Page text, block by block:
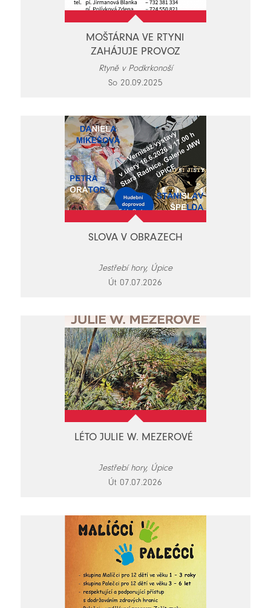
MOŠTÁRNA VE RTYNI
ZAHÁJUJE PROVOZ
Rtyně v Podkrkonoší
So 20.09.2025
SLOVA V OBRAZECH
Jestřebí hory, Úpice
Út 07.07.2026
LÉTO JULIE W. MEZEROVÉ
Jestřebí hory, Úpice
Út 07.07.2026